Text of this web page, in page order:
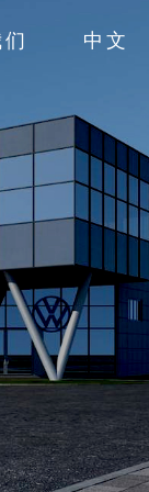
中文